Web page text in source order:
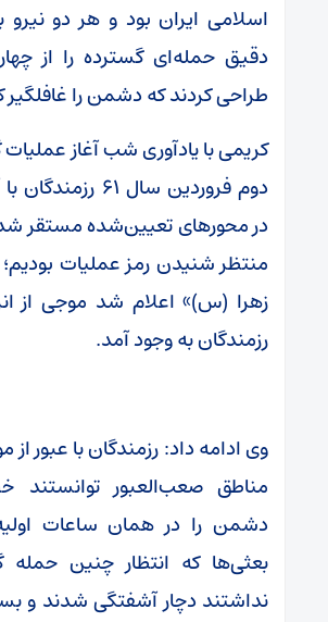
اسلامی ایران بود و هر دو نیرو
دقیق حمله‌ای گسترده را از
طراحی کردند که دشمن را غافلگیر
کریمی با یادآوری شب آغاز
دوم فروردین سال ۶۱
در محورهای تعیین‌شده مستقر
منتظر شنیدن رمز عملیات بودیم؛
زهرا (س)» اعلام شد موجی از
رزمندگان به وجود آمد.
وی ادامه داد: رزمندگان با عبور از
مناطق صعب‌العبور توانستند
دشمن را در همان ساعات
بعثی‌ها که انتظار چنین حمله
نداشتند دچار آشفتگی شدند و